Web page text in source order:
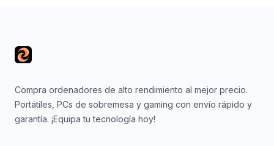
Compra ordenadores de alto rendimiento al mejor precio.
Portátiles, PCs de sobremesa y gaming con envío rápido y
garantía. ¡Equipa tu tecnología hoy!